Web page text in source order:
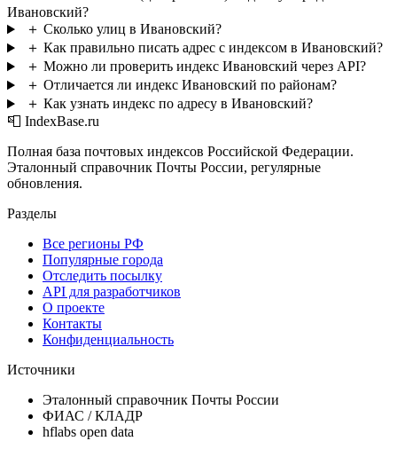
Ивановский?
＋ Сколько улиц в Ивановский?
＋ Как правильно писать адрес с индексом в Ивановский?
＋ Можно ли проверить индекс Ивановский через API?
＋ Отличается ли индекс Ивановский по районам?
＋ Как узнать индекс по адресу в Ивановский?
📮 IndexBase.ru
Полная база почтовых индексов Российской Федерации.
Эталонный справочник Почты России, регулярные
обновления.
Разделы
Все регионы РФ
Популярные города
Отследить посылку
API для разработчиков
О проекте
Контакты
Конфиденциальность
Источники
Эталонный справочник Почты России
ФИАС / КЛАДР
hflabs open data